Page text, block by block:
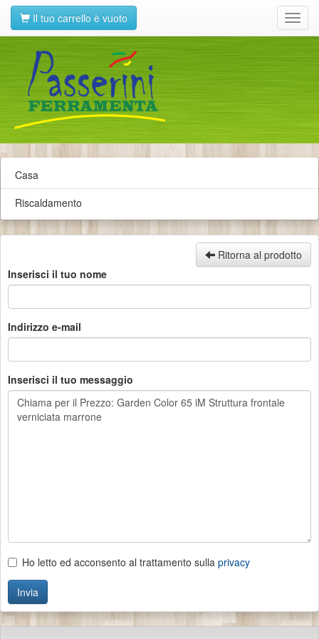
Il tuo carrello è vuoto
Casa
Riscaldamento
Ritorna al prodotto
Inserisci il tuo nome
Indirizzo e-mail
Inserisci il tuo messaggio
Ho letto ed acconsento al trattamento sulla privacy